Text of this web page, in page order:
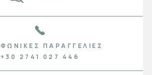
ΠΑΡΑΓΓΕΛΊΕΣ
+30 2741 027 446